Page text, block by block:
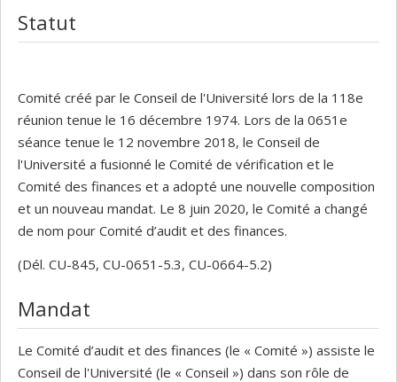
Statut
Comité créé par le Conseil de l'Université lors de la 118e
réunion tenue le 16 décembre 1974. Lors de la 0651e
séance tenue le 12 novembre 2018, le Conseil de
l'Université a fusionné le Comité de vérification et le
Comité des finances et a adopté une nouvelle composition
et un nouveau mandat. Le 8 juin 2020, le Comité a changé
de nom pour Comité d’audit et des finances.
(Dél. CU-845, CU-0651-5.3, CU-0664-5.2)
Mandat
Le Comité d’audit et des finances (le « Comité ») assiste le
Conseil de l'Université (le « Conseil ») dans son rôle de